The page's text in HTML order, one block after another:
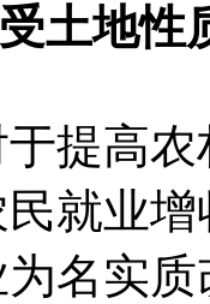
土地性
提高
就业
名实